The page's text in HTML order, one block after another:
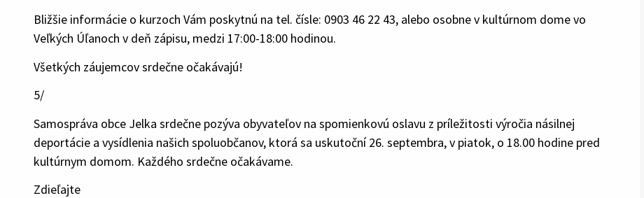
Bližšie informácie o kurzoch Vám poskytnú na tel. čísle: 0903 46 22 43, alebo osobne v kultúrnom dome vo
Veľkých Úľanoch v deň zápisu, medzi 17:00-18:00 hodinou.
Všetkých záujemcov srdečne očakávajú!
5/
Samospráva obce Jelka srdečne pozýva obyvateľov na spomienkovú oslavu z príležitosti výročia násilnej
deportácie a vysídlenia našich spoluobčanov, ktorá sa uskutoční 26. septembra, v piatok, o 18.00 hodine pred
kultúrnym domom. Každého srdečne očakávame.
Zdieľajte